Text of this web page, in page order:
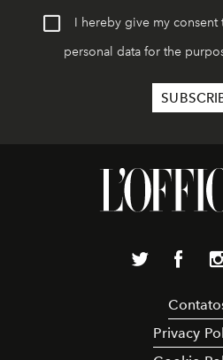
I hereby give my
personal data for the
Privacy